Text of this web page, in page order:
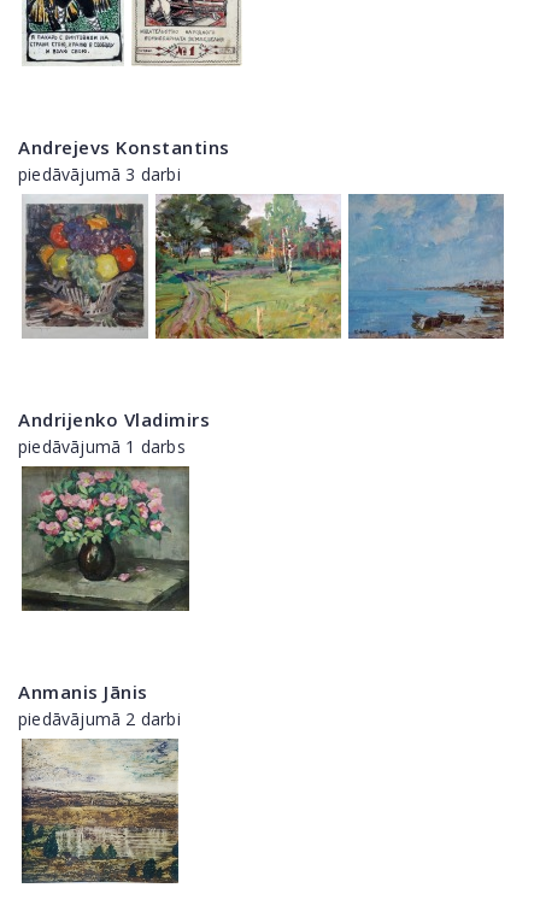
Andrejevs Konstantins
piedāvājumā 3 darbi
Andrijenko Vladimirs
piedāvājumā 1 darbs
Anmanis Jānis
piedāvājumā 2 darbi